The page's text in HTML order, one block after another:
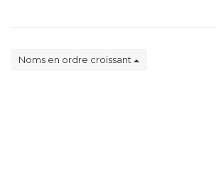
Noms en ordre croissant